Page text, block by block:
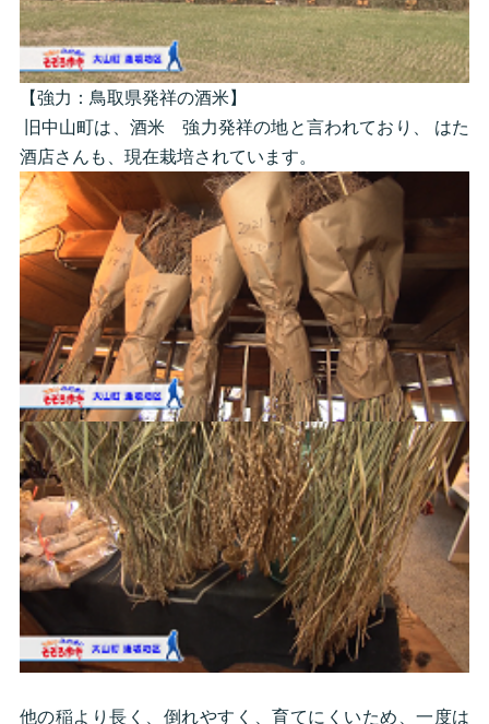
【強力：鳥取県発祥の酒米】
旧中山町は、酒米 強力発祥の地と言われており、 はた
酒店さんも、現在栽培されています。
他の稲より長く、倒れやすく、育てにくいため、一度は